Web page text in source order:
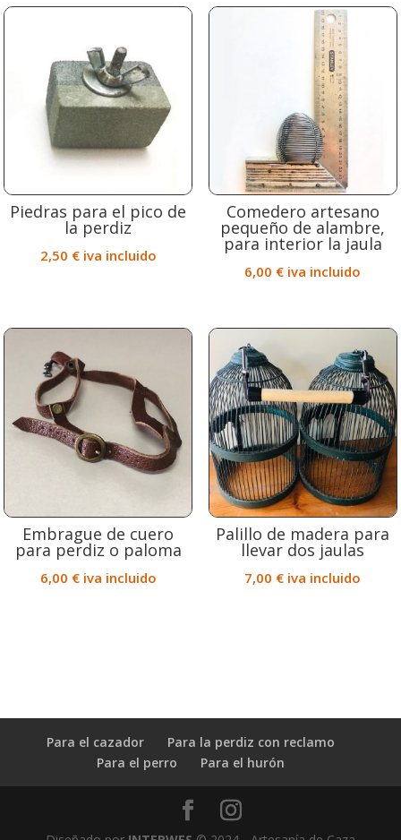
Piedras para el pico de
la perdiz
2,50 € iva incluido
Comedero artesano
pequeño de alambre,
para interior la jaula
6,00 € iva incluido
Embrague de cuero
para perdiz o paloma
6,00 € iva incluido
Palillo de madera para
llevar dos jaulas
7,00 € iva incluido
Para el cazador
Para la perdiz con reclamo
Para el perro
Para el hurón